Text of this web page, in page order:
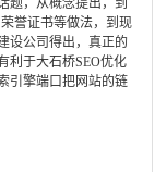
题，从概念提出，到
誉证书等做法，到现
设公司得出，真正的
利于大石桥SEO优化
引擎端口把网站的链